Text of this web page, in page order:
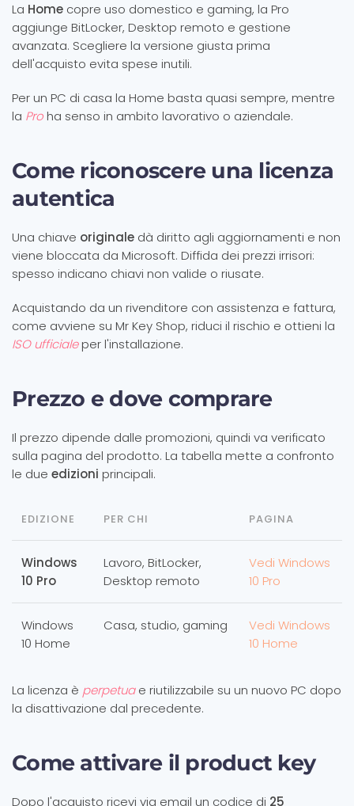
La Home copre uso domestico e gaming, la Pro
aggiunge BitLocker, Desktop remoto e gestione
avanzata. Scegliere la versione giusta prima
dell'acquisto evita spese inutili.
Per un PC di casa la Home basta quasi sempre, mentre
la Proha senso in ambito lavorativo o aziendale.
Come riconoscere una licenza
autentica
Una chiave originale dà diritto agli aggiornamenti e non
viene bloccata da Microsoft. Diffida dei prezzi irrisori:
spesso indicano chiavi non valide o riusate.
Acquistando da un rivenditore con assistenza e fattura,
come avviene su Mr Key Shop, riduci il rischio e ottieni la
ISO ufficialeper l'installazione.
Prezzo e dove comprare
Il prezzo dipende dalle promozioni, quindi va verificato
sulla pagina del prodotto. La tabella mette a confronto
le due edizioni principali.
EDIZIONE PER CHI PAGINA
Windows
10 Pro
Lavoro, BitLocker,
Desktop remoto
Vedi Windows
10 Pro
Windows
10 Home
Casa, studio, gaming
Vedi Windows
10 Home
La licenza è perpetuae riutilizzabile su un nuovo PC dopo
la disattivazione dal precedente.
Come attivare il product key
Dopo l'acquisto ricevi via email un codice di 25